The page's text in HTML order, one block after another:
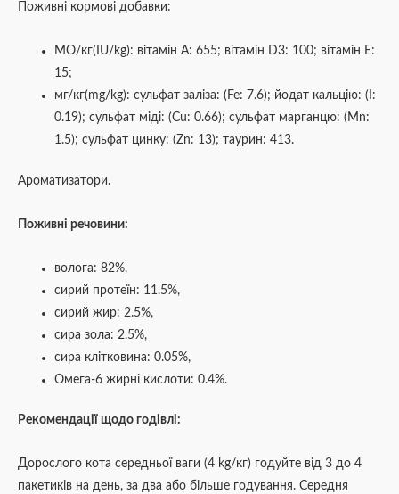
Поживні кормові добавки:
МО/кг(IU/kg): вітамін А: 655; вітамін D3: 100; вітамін Е:
15;
мг/кг(mg/kg): сульфат заліза: (Fe: 7.6); йодат кальцію: (I:
0.19); сульфат міді: (Cu: 0.66); сульфат марганцю: (Mn:
1.5); сульфат цинку: (Zn: 13); таурин: 413.
Ароматизатори.
Поживні речовини:
волога: 82%,
сирий протеїн: 11.5%,
сирий жир: 2.5%,
сира зола: 2.5%,
сира клітковина: 0.05%,
Омега-6 жирні кислоти: 0.4%.
Рекомендації щодо годівлі:
Дорослого кота середньої ваги (4 kg/кг) годуйте від 3 до 4
пакетиків на день, за два або більше годування. Середня